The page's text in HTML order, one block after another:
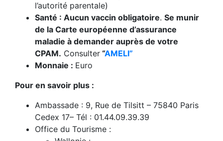
l’autorité parentale)
Santé : Aucun vaccin obligatoire. Se munir
de la Carte européenne d’assurance
maladie à demander auprès de votre
CPAM. Consulter “AMELI”
Monnaie : Euro
Pour en savoir plus :
Ambassade : 9, Rue de Tilsitt – 75840 Paris
Cedex 17– Tél : 01.44.09.39.39
Office du Tourisme :